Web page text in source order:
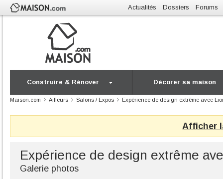
Actualités Dossiers Forums
Construire & Rénover Décorer sa maison
Maison.com Ailleurs Salons / Expos Expérience de design extrême avec
Afficher
Expérience de design extrême
Galerie photos